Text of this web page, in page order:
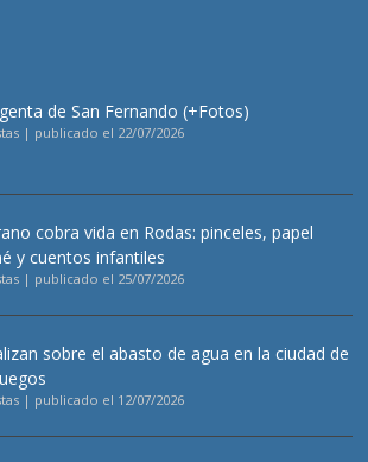
de San Fernando (+Fotos)
| publicado el 22/07/2026
cobra vida en Rodas: pinceles, papel
y cuentos infantiles
| publicado el 25/07/2026
sobre el abasto de agua en la ciudad de
| publicado el 12/07/2026